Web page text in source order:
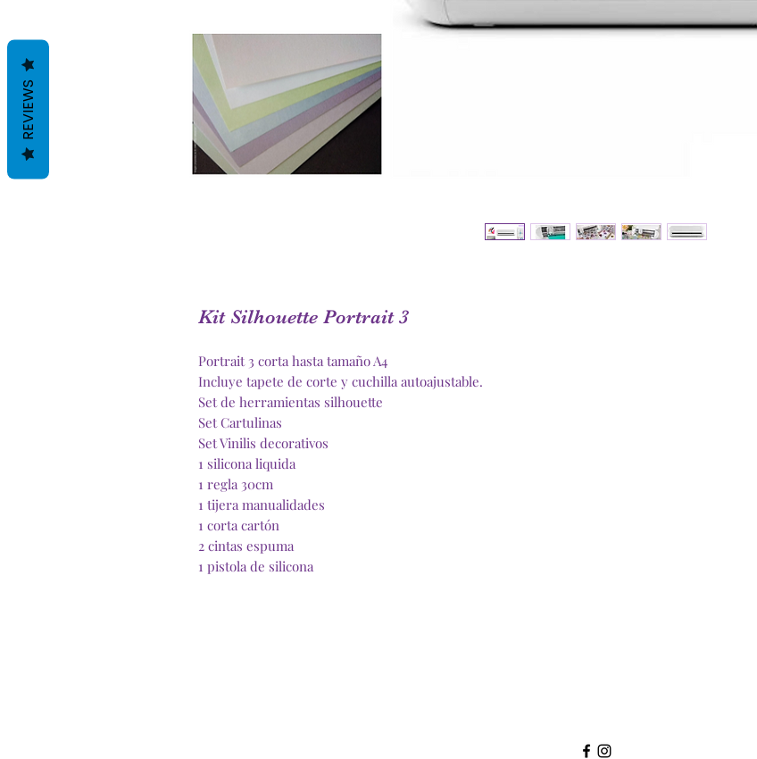
Kit Silhouette Portrait 3
Portrait 3 corta hasta tamaño A4
Incluye tapete de corte y cuchilla autoajustable.
Set de herramientas silhouette
Set Cartulinas
Set Vinilis decorativos
1 silicona liquida
1 regla 30cm
1 tijera manualidades
1 corta cartón
2 cintas espuma
1 pistola de silicona
REVIEWS